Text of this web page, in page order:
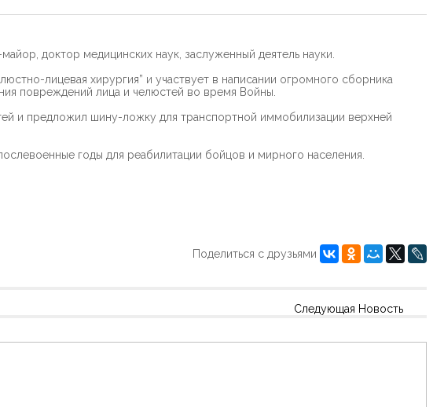
доктор медицинских наук, заслуженный деятель науки.
лицевая хирургия” и участвует в написании огромного сборника
повреждений лица и челюстей во время Войны.
и предложил шину-ложку для транспортной иммобилизации верхней
годы для реабилитации бойцов и мирного населения.
Поделиться с друзьями
Следующая Новость